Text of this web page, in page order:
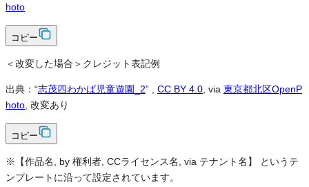
hoto
コピー
＜改変した場合＞クレジット表記例
出典：“志茂四わかば児童遊園_2” CC BY 4.0 , via 東京都北区OpenP
hoto , 改変あり
コピー
※【作品名, by 権利者, CCライセンス名, via テナント名】 というテ
ンプレートに沿って設定されています。